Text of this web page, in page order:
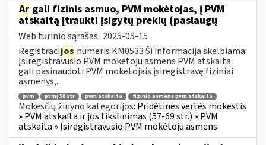
Ar gali fizinis asmuo, PVM mokėtojas, į PVM
atskaitą įtraukti įsigytų prekių (paslaugų
Web turinio sąrašas 2025-05-15
Registracijos numeris KM0533 Ši informacija skelbiama:
Įsiregistravusio PVM mokėtoju asmens PVM atskaita
gali pasinaudoti PVM mokėtojais įsiregistravę fiziniai
asmenys,...
pvm pvmį 58 str pvm atskaita fizinio asmens pvm atskaita
Mokesčių žinyno kategorijos: Pridėtinės vertės mokestis
» PVM atskaita ir jos tikslinimas (57-69 str.) » PVM
atskaita » Įsiregistravusio PVM mokėtoju asmens